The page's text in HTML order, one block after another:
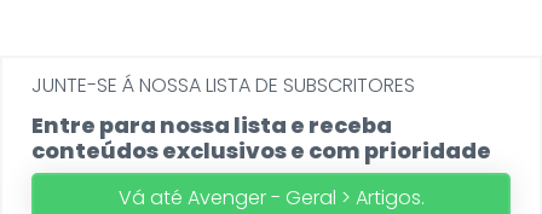
JUNTE-SE Á NOSSA LISTA DE SUBSCRITORES
Entre para nossa lista e receba
conteúdos exclusivos e com prioridade
Vá até Avenger - Geral > Artigos.